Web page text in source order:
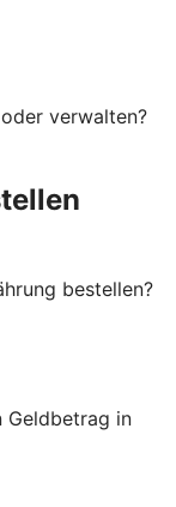
verwalten?
bestellen?
Geldbetrag in